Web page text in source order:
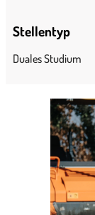
Stellentyp
Duales Studium